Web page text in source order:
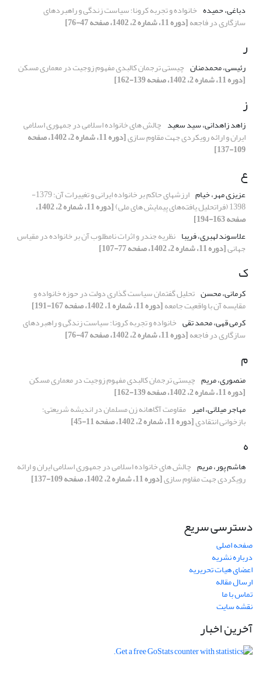
دباغی، حمیده خانواده و تجربه کرونا؛ سیاست زندگی و راهبردهای
سازگاری در فاجعه[دوره 11، شماره 2، 1402، صفحه 47-76]
ر
رئیسی، محمدمنان چیستی ترجمان کالبدی مفهوم زوجیت در معماری مسکن
[دوره 11، شماره 2، 1402، صفحه 139-162]
ز
زاهد زاهدانی، سید سعید چالش های خانواده اسلامی در جمهوری اسلامی
ایران و ارائه رویکردی جهت مقاوم سازی [دوره 11، شماره 2، 1402، صفحه
109-137]
ع
عزیزی مهر، خیام ارزشهای حاکم بر خانواده ایرانی و تغییرات آن؛ 1379-
1398 (فراتحلیل یافته‌های پیمایش های ملی) [دوره 11، شماره 2، 1402،
صفحه 163-194]
علاسوند لهبری، فریبا نظریه جندر و اثرات نامطلوب آن بر خانواده در مقیاس
جهانی[دوره 11، شماره 2، 1402، صفحه 77-107]
ک
کرمانی، محسن تحلیل گفتمان سیاست گذاری دولت در حوزه خانواده و
مقایسه آن با واقعیت جامعه[دوره 11، شماره 1، 1402، صفحه 167-191]
کرمی قهی، محمد تقی خانواده و تجربه کرونا؛ سیاست زندگی و راهبردهای
سازگاری در فاجعه[دوره 11، شماره 2، 1402، صفحه 47-76]
م
منصوری، مریم چیستی ترجمان کالبدی مفهوم زوجیت در معماری مسکن
[دوره 11، شماره 2، 1402، صفحه 139-162]
مهاجر میلانی، امیر مقاومت آگاهانه زن مسلمان در اندیشه شریعتی؛
بازخوانی انتقادی[دوره 11، شماره 2، 1402، صفحه 11-45]
ه
هاشم پور، مریم چالش های خانواده اسلامی در جمهوری اسلامی ایران و ارائه
رویکردی جهت مقاوم سازی[دوره 11، شماره 2، 1402، صفحه 109-137]
دسترسی سریع
صفحه اصلی
درباره نشریه
اعضای هیات تحریریه
ارسال مقاله
تماس با ما
نقشه سایت
آخرین اخبار